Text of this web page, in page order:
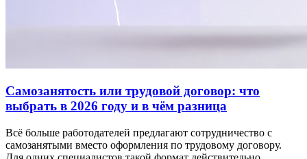
Самозанятость или трудовой договор: что
выбрать в 2026 году и в чём разница
Всё больше работодателей предлагают сотрудничество с
самозанятыми вместо оформления по трудовому договору.